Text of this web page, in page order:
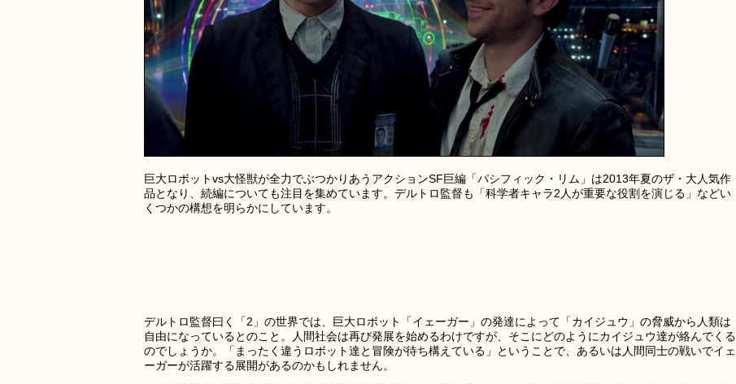
巨大ロボットvs大怪獣が全力でぶつかりあうアクションSF巨編「パシフィック・リム」は2013年夏のザ・大人気作
品となり、続編についても注目を集めています。デルトロ監督も「科学者キャラ2人が重要な役割を演じる」などい
くつかの構想を明らかにしています。
デルトロ監督曰く「2」の世界では、巨大ロボット「イェーガー」の発達によって「カイジュウ」の脅威から人類は
自由になっているとのこと。人間社会は再び発展を始めるわけですが、そこにどのようにカイジュウ達が絡んでくる
のでしょうか。「まったく違うロボット達と冒険が待ち構えている」ということで、あるいは人間同士の戦いでイェ
ーガーが活躍する展開があるのかもしれません。